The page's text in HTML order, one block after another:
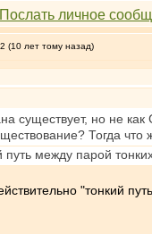
(10 лет тому назад)
существует, но не
Тогда что
между парой
"тонкий